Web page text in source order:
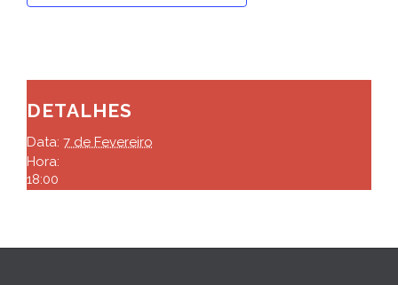
DETALHES
Data: 7 de Fevereiro
Hora:
18:00